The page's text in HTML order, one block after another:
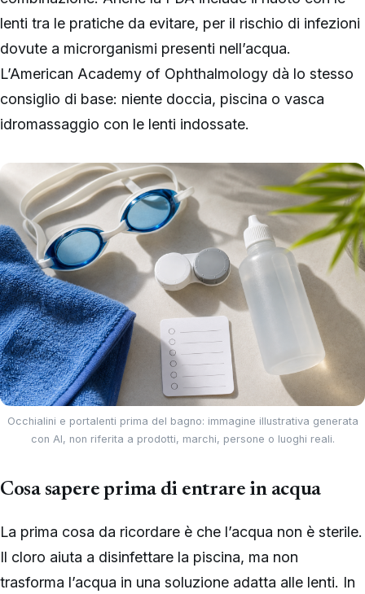
lenti tra le pratiche da evitare, per il rischio di infezioni
dovute a microrganismi presenti nell’acqua.
L’American Academy of Ophthalmology dà lo stesso
consiglio di base: niente doccia, piscina o vasca
idromassaggio con le lenti indossate.
Occhialini e portalenti prima del bagno: immagine illustrativa generata
con AI, non riferita a prodotti, marchi, persone o luoghi reali.
Cosa sapere prima di entrare in acqua
La prima cosa da ricordare è che l’acqua non è sterile.
Il cloro aiuta a disinfettare la piscina, ma non
trasforma l’acqua in una soluzione adatta alle lenti. In